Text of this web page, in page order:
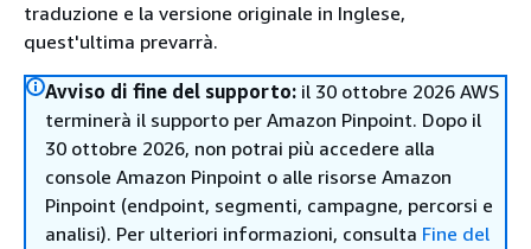
traduzione e la versione originale in Inglese,
quest'ultima prevarrà.
Avviso di fine del supporto: il 30 ottobre 2026 AWS
terminerà il supporto per Amazon Pinpoint. Dopo il
30 ottobre 2026, non potrai più accedere alla
console Amazon Pinpoint o alle risorse Amazon
Pinpoint (endpoint, segmenti, campagne, percorsi e
analisi). Per ulteriori informazioni, consulta Fine del